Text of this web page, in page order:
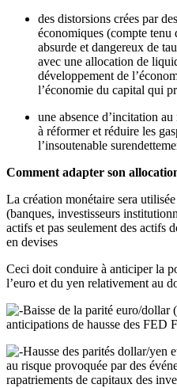
des distorsions crées par
économiques (compte
absurde et dangereux de
avec une allocation de
développement de
l’économie du capital qui
une absence d’incitation
à réformer et réduire les
l’insoutenable
Comment adapter son
La création monétaire sera
(banques, investisseurs
actifs et pas seulement des actifs
en devises
Ceci doit conduire à anticiper la
l’euro et du yen relativement au
Baisse de la parité euro/dollar
anticipations de hausse des FED
Hausse des parités dollar/yen
au risque provoquée par des
rapatriements de capitaux des